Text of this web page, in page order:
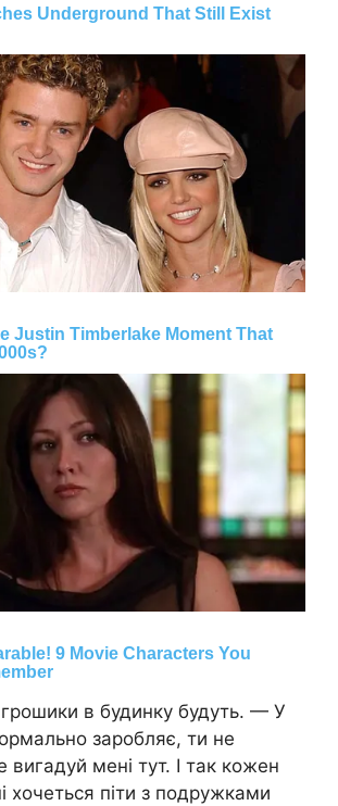
грошики в будинку будуть. — У
заробляє, ти не
мені тут. І так кожен
хочеться піти з подружками